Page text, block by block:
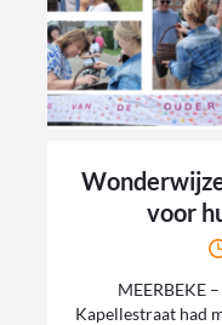
voor
MEERBEKE
Kapellestraat had